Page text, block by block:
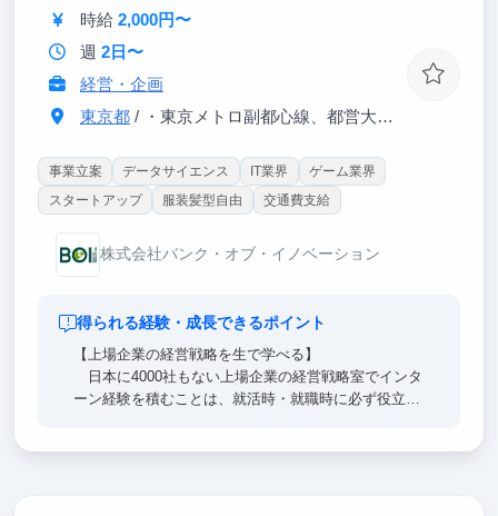
時給 2,000円〜
週 2日〜
経営・企画
東京都/ ・東京メトロ副都心線、都営大江戸線「東新宿」駅 A3 出口直
事業立案 データサイエンス IT業界
ゲーム業界
スタートアップ
服装髪型自由 交通費支給
株式会社バンク・オブ・イノベーション
得られる経験・成長できるポイント
【上場企業の経営戦略を生で学べる】
日本に4000社もない上場企業の経営戦略室でインタ
ーン経験を積むことは、就活時・就職時に必ず役立ち